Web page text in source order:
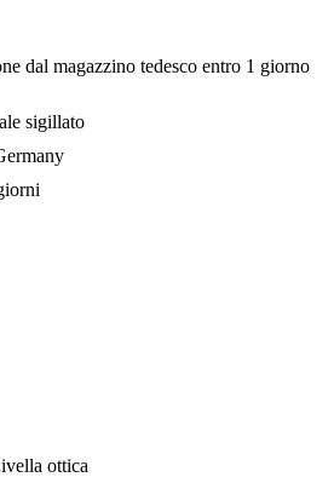
dal magazzino tedesco entro 1 giorno
sigillato
ottica